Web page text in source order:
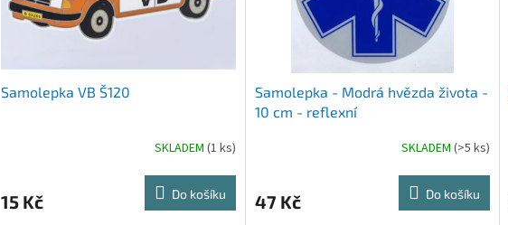
Samolepka VB Š120
SKLADEM (1 ks)
15 Kč Do košíku
Samolepka - Modrá hvězda života -
10 cm - reflexní
SKLADEM (>5 ks)
47 Kč Do košíku